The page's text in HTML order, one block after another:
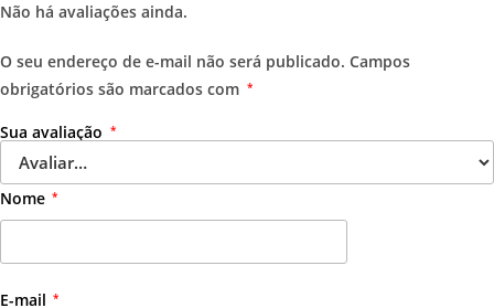
Não há avaliações ainda.
O seu endereço de e-mail não será publicado. Campos
obrigatórios são marcados com *
Sua avaliação *
Nome *
E-mail *